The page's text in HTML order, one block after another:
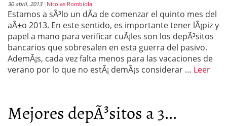
30 abril, 2013 Nicolas Rombiola
Estamos a sÃ³lo un dÃ­a de comenzar el quinto mes del
aÃ±o 2013. En este sentido, es importante tener lÃ¡piz y
papel a mano para verificar cuÃ¡les son los depÃ³sitos
bancarios que sobresalen en esta guerra del pasivo.
AdemÃ¡s, cada vez falta menos para las vacaciones de
verano por lo que no estÃ¡ demÃ¡s considerar … Leer
Mejores depÃ³sitos a 3...